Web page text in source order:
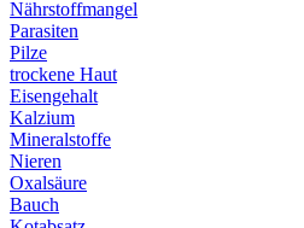
Nährstoffmangel
Parasiten
Pilze
trockene Haut
Eisengehalt
Kalzium
Mineralstoffe
Nieren
Oxalsäure
Bauch